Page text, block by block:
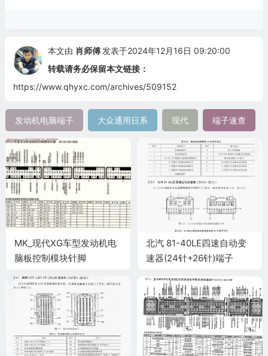
本文由 肖师傅 发表于2024年12月16日 09:20:00
转载请务必保留本文链接：
https://www.qhyxc.com/archives/509152
发动机电脑端子 大众通用日系 现代 端子速查
MK_现代XG车型发动机电
脑板控制模块针脚
北汽 81-40LE四速自动变
速器(24针+26针)端子